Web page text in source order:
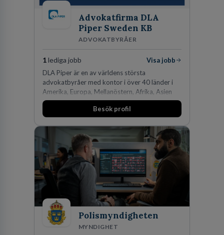
Advokatfirma DLA
Piper Sweden KB
ADVOKATBYRÅER
1lediga jobb
Visa jobb
DLA Piper är en av världens största
advokatbyråer med kontor i över 40 länder i
Amerika, Europa, Mellanöstern, Afrika, Asien
och Oceanien. Vi är specialister inom
affärsjuridikens alla områden och vi har några
fler än 450 jurister på fem kontor i Stockholm,
Köpenhamn, Århus, Oslo och Helsingfors kan vi
på DLA Piper erbjuda våra klienter en unik,
effektiv och gränsöverskridande nordisk
expertis. På vårt kontor i centrala Stockholm är
vi idag drygt 240 medarbetare.
Besök profil
Polismyndigheten
MYNDIGHET